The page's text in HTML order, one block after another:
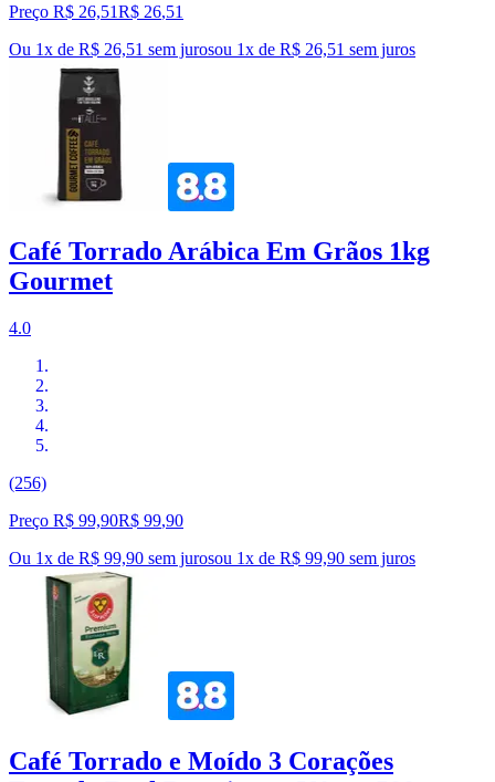
Preço R$ 26,51R$ 26,51
Ou 1x de R$ 26,51 sem jurosou 1x de R$ 26,51 sem juros
Café Torrado Arábica Em Grãos 1kg
Gourmet
4.0
(256)
Preço R$ 99,90R$ 99,90
Ou 1x de R$ 99,90 sem jurosou 1x de R$ 99,90 sem juros
Café Torrado e Moído 3 Corações